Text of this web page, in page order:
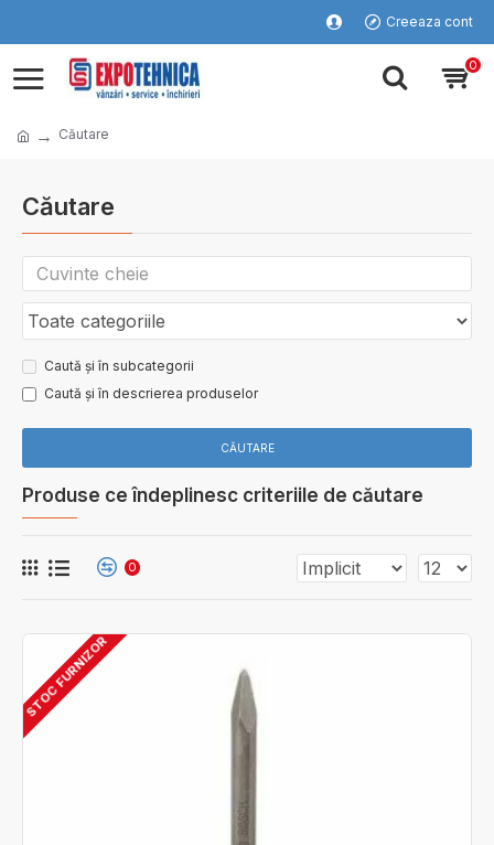
Creeaza cont
0
Căutare
Căutare
Caută și în subcategorii
Caută și în descrierea produselor
CĂUTARE
Produse ce îndeplinesc criteriile de căutare
0
STOC FURNIZOR